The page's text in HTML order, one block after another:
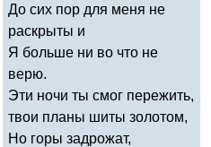
До сих пор для меня не
раскрыты и
Я больше ни во что не
верю.
Эти ночи ты смог пережить,
твои планы шиты золотом,
Но горы задрожат,